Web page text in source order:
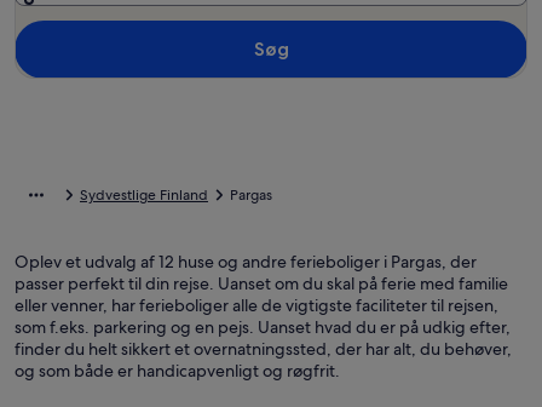
Søg
Sydvestlige Finland Pargas
Oplev et udvalg af 12 huse og andre ferieboliger i Pargas, der
passer perfekt til din rejse. Uanset om du skal på ferie med familie
eller venner, har ferieboliger alle de vigtigste faciliteter til rejsen,
som f.eks. parkering og en pejs. Uanset hvad du er på udkig efter,
finder du helt sikkert et overnatningssted, der har alt, du behøver,
og som både er handicapvenligt og røgfrit.